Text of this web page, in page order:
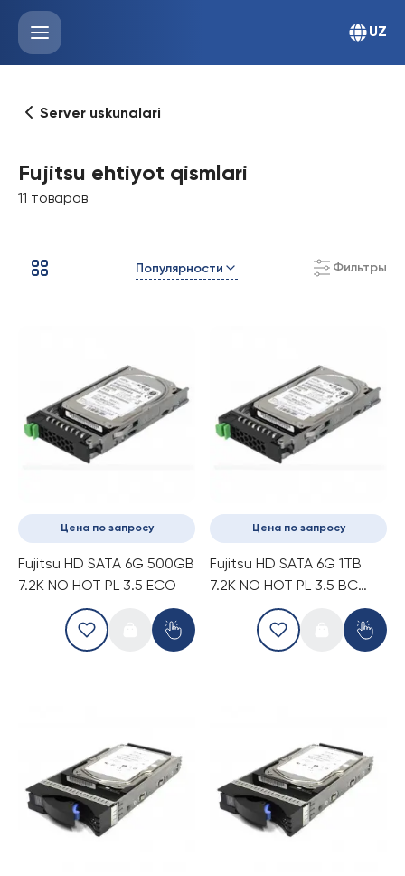
UZ
Server uskunalari
Fujitsu ehtiyot qismlari
11 товаров
Популярности Фильтры
Цена по запросу
Fujitsu HD SATA 6G 500GB
7.2K NO HOT PL 3.5 ECO
Цена по запросу
Fujitsu HD SATA 6G 1TB
7.2K NO HOT PL 3.5 BC
(S26361-F3671-E100)